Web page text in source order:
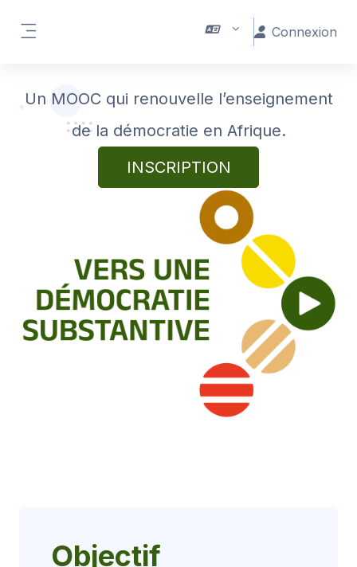
Connexion
Un MOOC qui renouvelle l’enseignement
de la démocratie en Afrique.
INSCRIPTION
Objectif